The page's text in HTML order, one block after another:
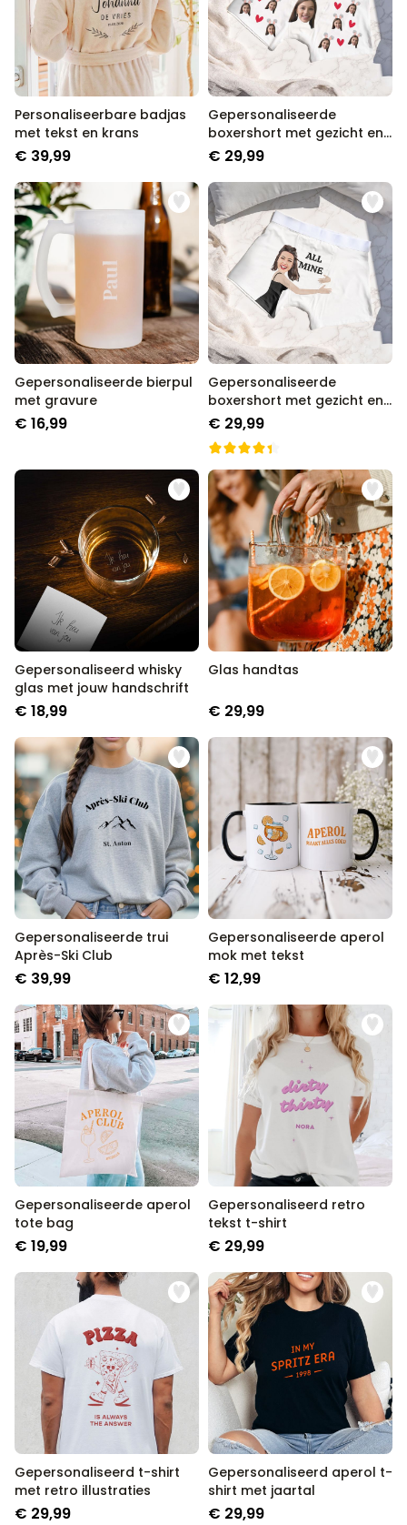
Personaliseerbaar
Gepersonaliseerde boxershort
met rits ontwerp
Meer dan
700
keer
gekocht
29,99 €
Polaroid-look
Gepersonaliseerde
Geurhanger set van 2
13.900keer
gekocht
19,99 €
Personaliseerbaar
Gepersonaliseerd houten blok
waar het begon
Meer dan
1.900
gekocht
24,99 €
Personaliseerbare badjas
met tekst en krans
€ 39,99
Gepersonaliseerde
boxershort met gezicht en
konijnenoren
€ 29,99
Gepersonaliseerde bierpul
met gravure
€ 16,99
Gepersonaliseerde
boxershort met gezicht en
tekst
€ 29,99
Gepersonaliseerd whisky
glas met jouw handschrift
€ 18,99
Glas handtas
€ 29,99
Gepersonaliseerde trui
Après-Ski Club
€ 39,99
Gepersonaliseerde aperol
mok met tekst
€ 12,99
Gepersonaliseerde aperol
tote bag
€ 19,99
Gepersonaliseerd retro
tekst t-shirt
€ 29,99
Gepersonaliseerd t-shirt
met retro illustraties
€ 29,99
Gepersonaliseerd aperol t-
shirt met jaartal
€ 29,99